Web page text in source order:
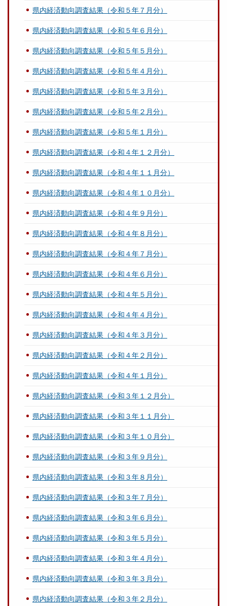
県内経済動向調査結果（令和５年７月分）
県内経済動向調査結果（令和５年６月分）
県内経済動向調査結果（令和５年５月分）
県内経済動向調査結果（令和５年４月分）
県内経済動向調査結果（令和５年３月分）
県内経済動向調査結果（令和５年２月分）
県内経済動向調査結果（令和５年１月分）
県内経済動向調査結果（令和４年１２月分）
県内経済動向調査結果（令和４年１１月分）
県内経済動向調査結果（令和４年１０月分）
県内経済動向調査結果（令和４年９月分）
県内経済動向調査結果（令和４年８月分）
県内経済動向調査結果（令和４年７月分）
県内経済動向調査結果（令和４年６月分）
県内経済動向調査結果（令和４年５月分）
県内経済動向調査結果（令和４年４月分）
県内経済動向調査結果（令和４年３月分）
県内経済動向調査結果（令和４年２月分）
県内経済動向調査結果（令和４年１月分）
県内経済動向調査結果（令和３年１２月分）
県内経済動向調査結果（令和３年１１月分）
県内経済動向調査結果（令和３年１０月分）
県内経済動向調査結果（令和３年９月分）
県内経済動向調査結果（令和３年８月分）
県内経済動向調査結果（令和３年７月分）
県内経済動向調査結果（令和３年６月分）
県内経済動向調査結果（令和３年５月分）
県内経済動向調査結果（令和３年４月分）
県内経済動向調査結果（令和３年３月分）
県内経済動向調査結果（令和３年２月分）